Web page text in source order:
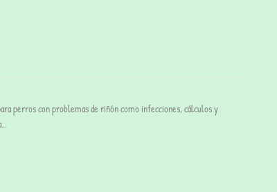
perros con problemas de riñón como infecciones, cálculos y